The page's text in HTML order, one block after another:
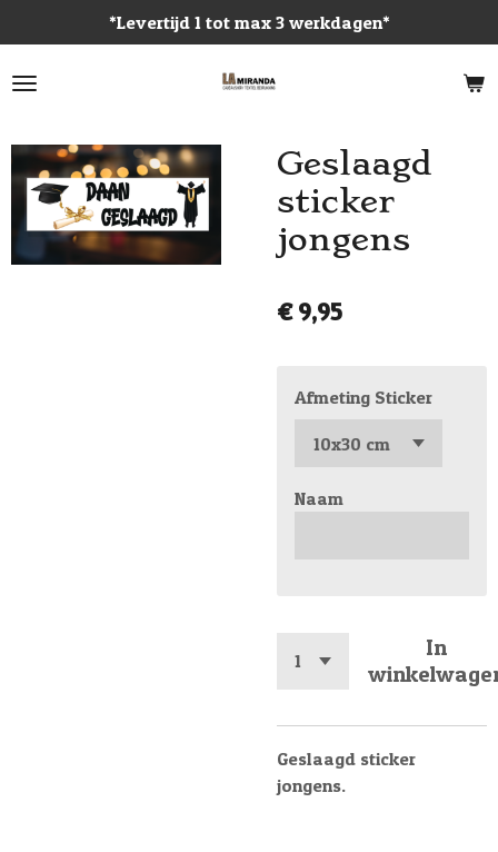
direct
naar
*Levertijd 1 tot max 3 werkdagen*
Geslaagd
sticker
jongens
€ 9,95
Afmeting Sticker
Naam
In
Geslaagd sticker
jongens.